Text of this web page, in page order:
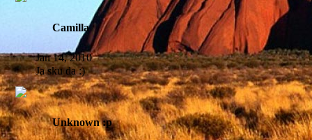
Camilla
Jan 14, 2010
Ja sku da :)
Unknown :p